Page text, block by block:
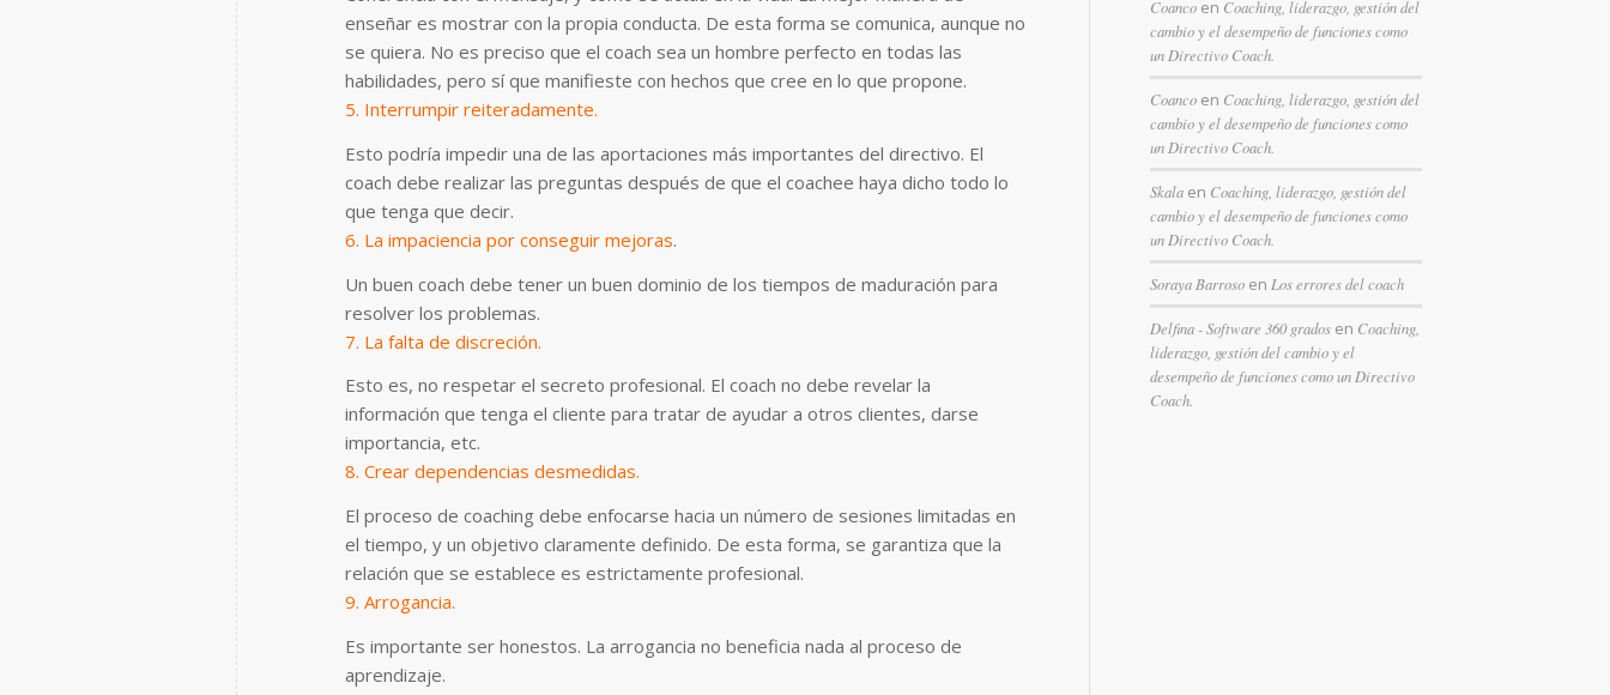
enseñar es mostrar con la propia conducta. De esta forma se comunica, aunque no
se quiera. No es preciso que el coach sea un hombre perfecto en todas las
habilidades, pero sí que manifieste con hechos que cree en lo que propone.
5. Interrumpir reiteradamente.
Esto podría impedir una de las aportaciones más importantes del directivo. El
coach debe realizar las preguntas después de que el coachee haya dicho todo lo
que tenga que decir.
6. La impaciencia por conseguir mejoras.
Un buen coach debe tener un buen dominio de los tiempos de maduración para
resolver los problemas.
7. La falta de discreción.
Esto es, no respetar el secreto profesional. El coach no debe revelar la
información que tenga el cliente para tratar de ayudar a otros clientes, darse
importancia, etc.
8. Crear dependencias desmedidas.
El proceso de coaching debe enfocarse hacia un número de sesiones limitadas en
el tiempo, y un objetivo claramente definido. De esta forma, se garantiza que la
relación que se establece es estrictamente profesional.
9. Arrogancia.
Es importante ser honestos. La arrogancia no beneficia nada al proceso de
aprendizaje.
Coancoen Coaching, liderazgo, gestión del
cambio y el desempeño de funciones como
un Directivo Coach.
Coancoen Coaching, liderazgo, gestión del
cambio y el desempeño de funciones como
un Directivo Coach.
Skalaen Coaching, liderazgo, gestión del
cambio y el desempeño de funciones como
un Directivo Coach.
Soraya Barrosoen Los errores del coach
Delfina - Software 360 gradosen Coaching,
liderazgo, gestión del cambio y el
desempeño de funciones como un Directivo
Coach.